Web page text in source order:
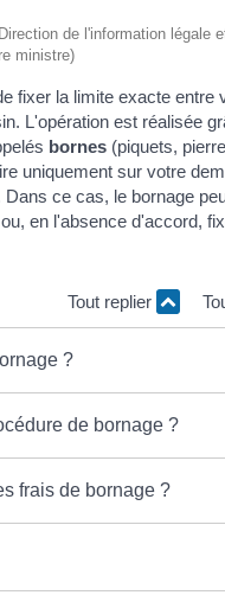
de l'information légale
ministre)
fixer la limite exacte entre
L'opération est réalisée
bornes (piquets,
uniquement sur votre
ce cas, le bornage
en l'absence d'accord,
Tout replier
?
de bornage ?
frais de bornage ?